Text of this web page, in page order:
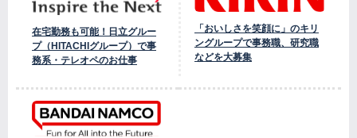
在宅勤務も可能！日立グルー
プ（HITACHIグループ）で事
務系・テレオペのお仕事
「おいしさを笑顔に」のキリ
ングループで事務職、研究職
などを大募集